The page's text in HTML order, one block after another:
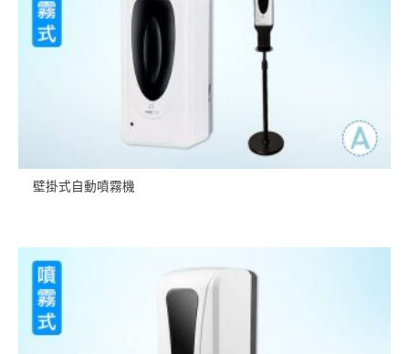
壁掛式自動噴霧機